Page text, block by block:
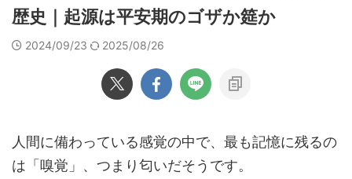
歴史｜起源は平安期のゴザか筵か
2024/09/23 2025/08/26
人間に備わっている感覚の中で、最も記憶に残るの
は「嗅覚」、つまり匂いだそうです。